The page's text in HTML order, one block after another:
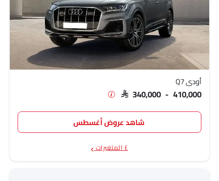
أودي Q7
SAR 340,000 - 410,000
شاهد عروض أغسطس
٤ المتغيرات